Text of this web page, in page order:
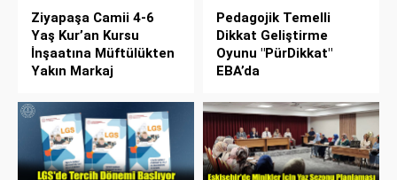
Ziyapaşa Camii 4-6
Yaş Kur’an Kursu
İnşaatına Müftülükten
Yakın Markaj
Pedagojik Temelli
Dikkat Geliştirme
Oyunu "PürDikkat"
EBA’da